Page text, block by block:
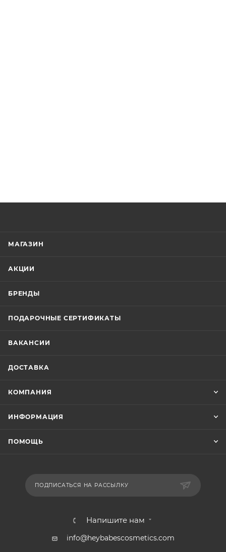
МАГАЗИН
АКЦИИ
БРЕНДЫ
ПОДАРОЧНЫЕ СЕРТИФИКАТЫ
ВАКАНСИИ
ДОСТАВКА
КОМПАНИЯ
ИНФОРМАЦИЯ
ПОМОЩЬ
ПОДПИСАТЬСЯ НА РАССЫЛКУ
Напишите нам
info@heybabescosmetics.com